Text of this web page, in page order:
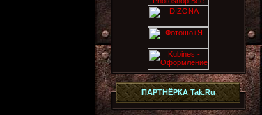
ПАРТНЁРКА Tak.Ru